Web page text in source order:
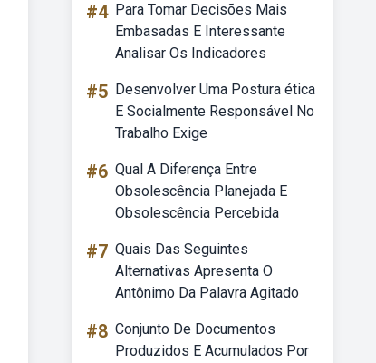
#4 Para Tomar Decisões Mais
Embasadas E Interessante
Analisar Os Indicadores
#5 Desenvolver Uma Postura ética
E Socialmente Responsável No
Trabalho Exige
#6 Qual A Diferença Entre
Obsolescência Planejada E
Obsolescência Percebida
#7 Quais Das Seguintes
Alternativas Apresenta O
Antônimo Da Palavra Agitado
#8 Conjunto De Documentos
Produzidos E Acumulados Por